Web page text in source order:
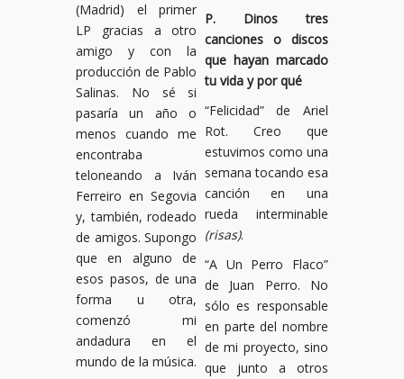
(Madrid) el primer
LP gracias a otro
amigo y con la
producción de Pablo
Salinas. No sé si
pasaría un año o
menos cuando me
encontraba
teloneando a Iván
Ferreiro en Segovia
y, también, rodeado
de amigos. Supongo
que en alguno de
esos pasos, de una
forma u otra,
comenzó mi
andadura en el
mundo de la música.
P. Dinos tres
canciones o discos
que hayan marcado
tu vida y por qué
“Felicidad” de Ariel
Rot. Creo que
estuvimos como una
semana tocando esa
canción en una
rueda interminable
(risas).
“A Un Perro Flaco”
de Juan Perro. No
sólo es responsable
en parte del nombre
de mi proyecto, sino
que junto a otros